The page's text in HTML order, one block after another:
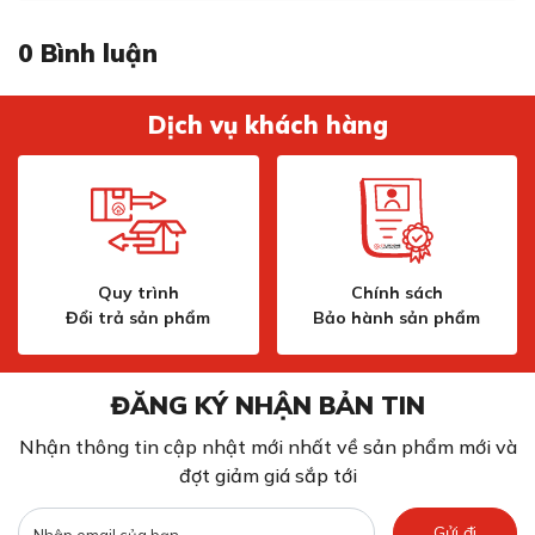
với mọi không gian nhà bếp
Thiết kế chậu 2 hố tối ưu diện tích, phù hợp với mọi
không gian nhà bếp
Chậu EU-8246HS được thiết kế với hai hố bằng nhau,
rộng rãi và vuông vắn, với kích thước dài, rộng và sâu lần
lượt là 820x460x230mm, giúp bạn dễ dàng lắp đặt và
sử dụng trong nhiều không gian khác nhau.
Mặt chậu được thiết kế với hai lỗ để lắp vòi, một lỗ cho
0 Bình luận
Dịch vụ khách hàng
Quy trình
Đổi trả sản phẩm
Chính sách
Bảo hành sản phẩm
ĐĂNG KÝ NHẬN BẢN TIN
Nhận thông tin cập nhật mới nhất về sản phẩm mới và
đợt giảm giá sắp tới